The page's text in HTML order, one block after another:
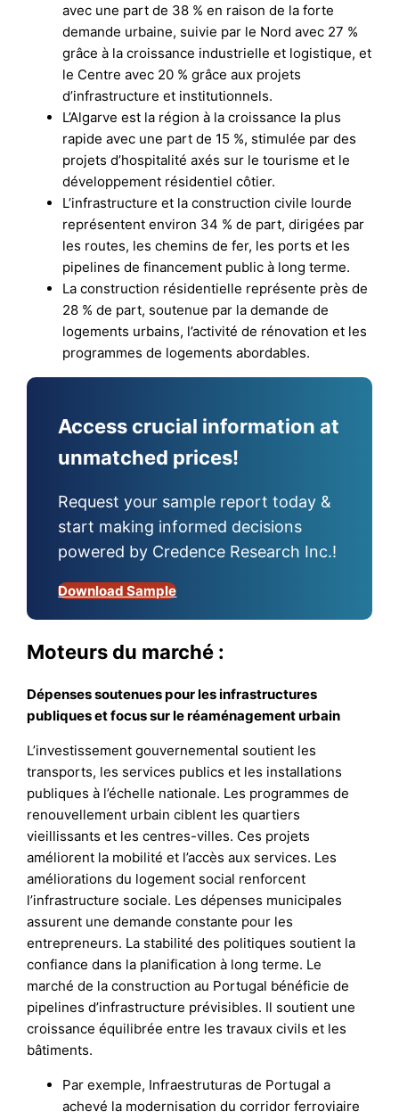
avec une part de 38 % en raison de la forte
demande urbaine, suivie par le Nord avec 27 %
grâce à la croissance industrielle et logistique, et
le Centre avec 20 % grâce aux projets
d’infrastructure et institutionnels.
L’Algarve est la région à la croissance la plus
rapide avec une part de 15 %, stimulée par des
projets d’hospitalité axés sur le tourisme et le
développement résidentiel côtier.
L’infrastructure et la construction civile lourde
représentent environ 34 % de part, dirigées par
les routes, les chemins de fer, les ports et les
pipelines de financement public à long terme.
La construction résidentielle représente près de
28 % de part, soutenue par la demande de
logements urbains, l’activité de rénovation et les
programmes de logements abordables.
Access crucial information at
unmatched prices!
Request your sample report today &
start making informed decisions
powered by Credence Research Inc.!
Download Sample
Moteurs du marché :
Dépenses soutenues pour les infrastructures
publiques et focus sur le réaménagement urbain
L’investissement gouvernemental soutient les
transports, les services publics et les installations
publiques à l’échelle nationale. Les programmes de
renouvellement urbain ciblent les quartiers
vieillissants et les centres-villes. Ces projets
améliorent la mobilité et l’accès aux services. Les
améliorations du logement social renforcent
l’infrastructure sociale. Les dépenses municipales
assurent une demande constante pour les
entrepreneurs. La stabilité des politiques soutient la
confiance dans la planification à long terme. Le
marché de la construction au Portugal bénéficie de
pipelines d’infrastructure prévisibles. Il soutient une
croissance équilibrée entre les travaux civils et les
bâtiments.
Par exemple, Infraestruturas de Portugal a
achevé la modernisation du corridor ferroviaire